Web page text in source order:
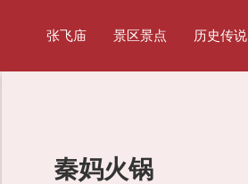
张飞庙 景区景点 历史传说
秦妈火锅